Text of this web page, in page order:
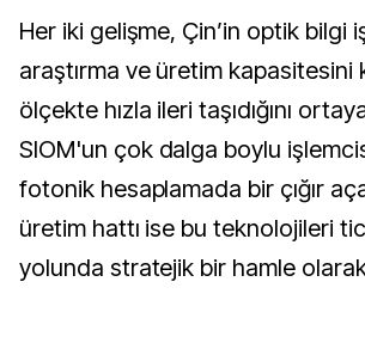
Her iki gelişme, Çin’in optik bilgi
araştırma ve üretim kapasitesini
ölçekte hızla ileri taşıdığını
SIOM'un çok dalga boylu
fotonik hesaplamada bir çığır
üretim hattı ise bu teknolojileri
yolunda stratejik bir hamle olarak